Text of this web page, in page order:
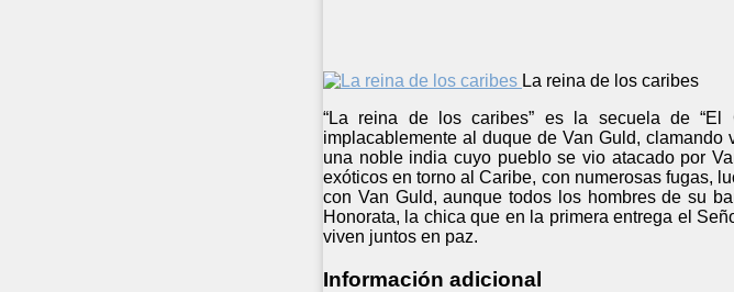
La reina de los caribes
“La reina de los caribes” es la secuela de “El
implacablemente al duque de Van Guld,
una noble india cuyo pueblo se vio atacado por
exóticos en torno al Caribe, con numerosas fugas,
con Van Guld, aunque todos los hombres de su
Honorata, la chica que en la primera entrega el
viven juntos en paz.
Información adicional